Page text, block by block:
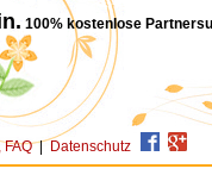
100% kostenlose
FAQ| Datenschutz